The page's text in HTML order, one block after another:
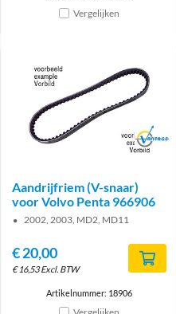
Vergelijken
Brand
Aandrijfriem (V-snaar)
voor Volvo Penta 966906
2002, 2003, MD2, MD11
€20,00
€16,53 Excl. BTW
Artikelnummer: 18906